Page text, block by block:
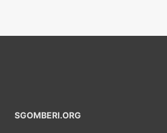
SGOMBERI.ORG